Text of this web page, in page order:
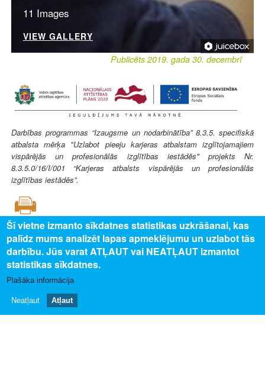
11 Images
VIEW GALLERY
Publicēts 2019. gada 30. decembrī
Darbības programmas “Izaugsme un nodarbinātība” 8.3.5. specifiskā
atbalsta mērķa "Uzlabot pieeju karjeras atbalstam izglītojamajiem
vispārējās un profesionālās izglītības iestādēs" projekts Nr.
8.3.5.0/16/I/001 “Karjeras atbalsts vispārējās un profesionālās
izglītības iestādēs”.
SAISTĪTAIS SATURS
Uz profesijas aprakstu
PAR MUMS
Par profesiju pasauli
Šī vietne izmanto sīkdatnes statistikas uzkrāšanai, kas
palīdz mums analizēt lapas apmeklējumu un uzlabot tās
darbību. Jūs varat ATĻAUT vai NEATĻAUT izmantot
statistikas sīkdatnes.
Plašāka informācija
Neatļaut Atļaut